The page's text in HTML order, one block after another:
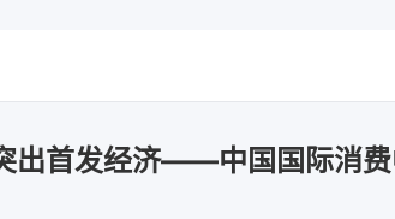
出首发经济——中国国际消